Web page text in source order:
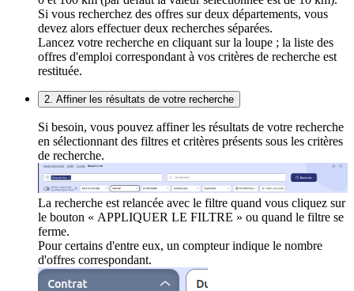
Si vous recherchez des offres sur deux départements, vous
devez alors effectuer deux recherches séparées.
Lancez votre recherche en cliquant sur la loupe ; la liste des
offres d'emploi correspondant à vos critères de recherche est
restituée.
2. Affiner les résultats de votre recherche
Si besoin, vous pouvez affiner les résultats de votre recherche
en sélectionnant des filtres et critères présents sous les critères
de recherche.
La recherche est relancée avec le filtre quand vous cliquez sur
le bouton « APPLIQUER LE FILTRE » ou quand le filtre se
ferme.
Pour certains d'entre eux, un compteur indique le nombre
d'offres correspondant.